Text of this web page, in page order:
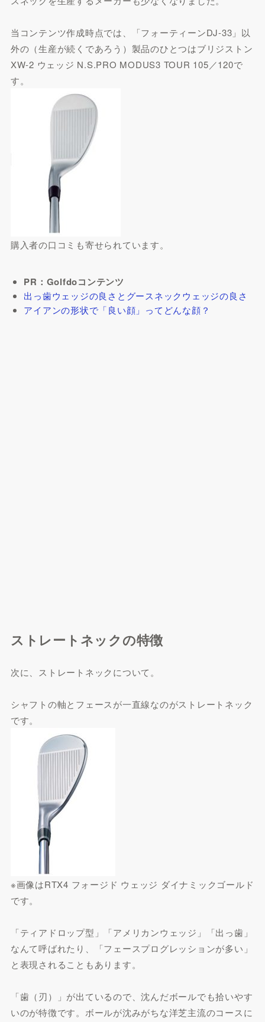
当コンテンツ作成時点では、「フォーティーンDJ-33」以
外の（生産が続くであろう）製品のひとつはブリジストン
XW-2 ウェッジ N.S.PRO MODUS3 TOUR 105／120で
す。
購入者の口コミも寄せられています。
PR：Golfdoコンテンツ
出っ歯ウェッジの良さとグースネックウェッジの良さ
アイアンの形状で「良い顔」ってどんな顔？
ストレートネックの特徴
次に、ストレートネックについて。
シャフトの軸とフェースが一直線なのがストレートネック
です。
※画像はRTX4 フォージド ウェッジ ダイナミックゴールド
です。
「ティアドロップ型」「アメリカンウェッジ」「出っ歯」
なんて呼ばれたり、「フェースプログレッションが多い」
と表現されることもあります。
「歯（刃）」が出ているので、沈んだボールでも拾いやす
いのが特徴です。ボールが沈みがちな洋芝主流のコースに